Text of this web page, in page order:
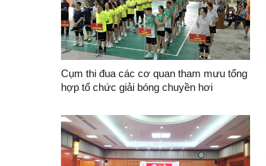
Cụm thi đua các cơ quan tham mưu tổng
hợp tổ chức giải bóng chuyền hơi